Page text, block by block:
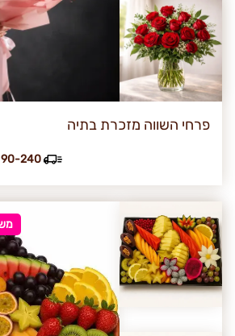
פרחי השווה מזכרת בתיה
90-240 דק
משלוח